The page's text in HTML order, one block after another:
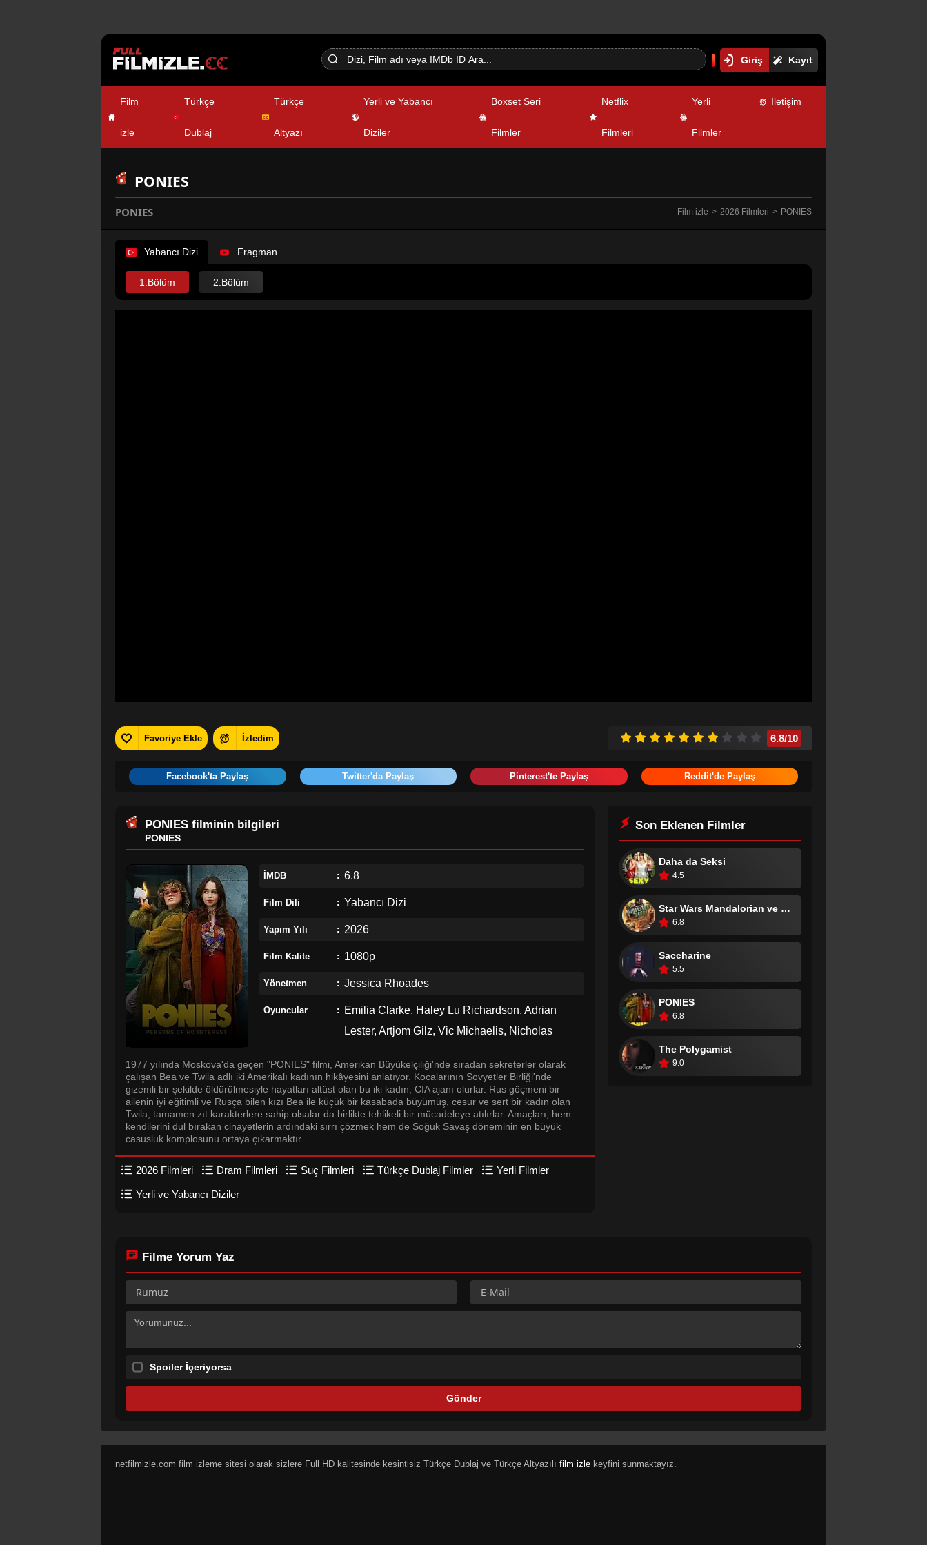
Giriş Kayıt
Film
izle
Türkçe
Dublaj
Türkçe
Altyazı
Yerli ve Yabancı
Diziler
Boxset Seri
Filmler
Netflix
Filmleri
Yerli
Filmler
İletişim
PONIES
PONIES Film izle 2026 Filmleri PONIES
Yabancı Dizi Fragman
1.Bölüm 2.Bölüm
Favoriye Ekle İzledim 6.8/10
Facebook'ta Paylaş Twitter'da Paylaş Pinterest'te Paylaş Reddit'de Paylaş
PONIES filminin bilgileri
PONIES
İMDB 6.8
Film Dili Yabancı Dizi
Yapım Yılı 2026
Film Kalite 1080p
Yönetmen Jessica Rhoades
Oyuncular
Emilia Clarke, Haley Lu Richardson, Adrian
Lester, Artjom Gilz, Vic Michaelis, Nicholas
1977 yılında Moskova'da geçen "PONIES" filmi, Amerikan Büyükelçiliği'nde sıradan sekreterler olarak
çalışan Bea ve Twila adlı iki Amerikalı kadının hikâyesini anlatıyor. Kocalarının Sovyetler Birliği'nde
gizemli bir şekilde öldürülmesiyle hayatları altüst olan bu iki kadın, CIA ajanı olurlar. Rus göçmeni bir
ailenin iyi eğitimli ve Rusça bilen kızı Bea ile küçük bir kasabada büyümüş, cesur ve sert bir kadın olan
Twila, tamamen zıt karakterlere sahip olsalar da birlikte tehlikeli bir mücadeleye atılırlar. Amaçları, hem
kendilerini dul bırakan cinayetlerin ardındaki sırrı çözmek hem de Soğuk Savaş döneminin en büyük
casusluk komplosunu ortaya çıkarmaktır.
2026 Filmleri Dram Filmleri Suç Filmleri Türkçe Dublaj Filmler Yerli Filmler
Yerli ve Yabancı Diziler
Son Eklenen Filmler
Daha da Seksi
4.5
Star Wars Mandalorian ve Grogu
6.8
Saccharine
5.5
PONIES
6.8
The Polygamist
9.0
Filme Yorum Yaz
Spoiler İçeriyorsa
netfilmizle.com film izleme sitesi olarak sizlere Full HD kalitesinde kesintisiz Türkçe Dublaj ve Türkçe Altyazılı film izle keyfini sunmaktayız.